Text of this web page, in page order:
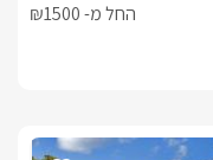
החל מ- ₪1500